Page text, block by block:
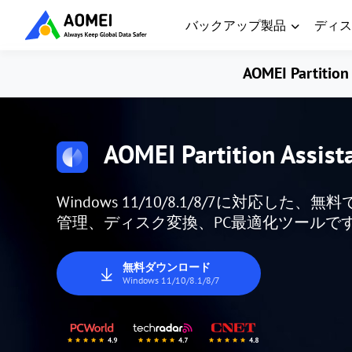
バックアップ製品 ディ
AOMEI
AOMEI Partition
Windows 11/10/8.1/8/7に対応した、無料
管理、ディスク変換、PC最適化ツールで
無料ダウンロード
Windows 11/10/8.1/8/7